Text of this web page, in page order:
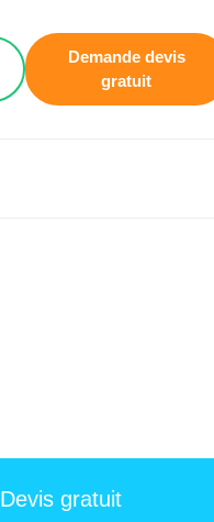
Demande devis
gratuit
Devis gratuit